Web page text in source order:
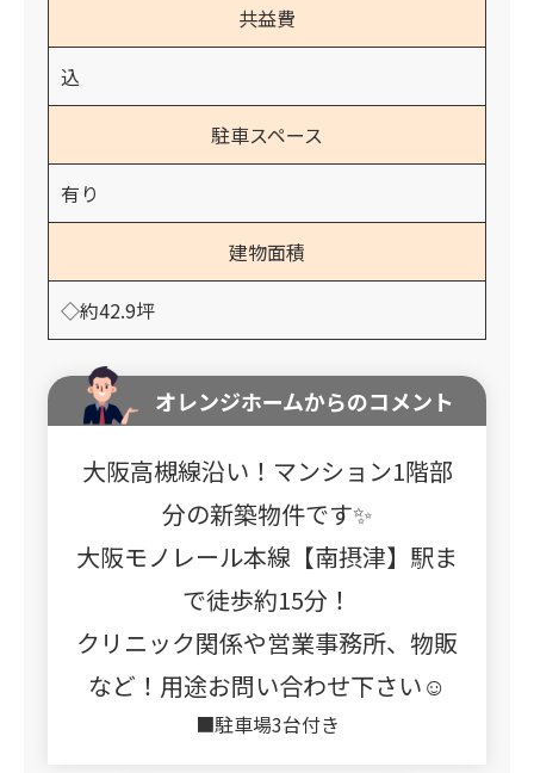
共益費
込
駐車スペース
有り
建物面積
◇約42.9坪
オレンジホームからのコメント
大阪高槻線沿い！マンション1階部
分の新築物件です✨
大阪モノレール本線【南摂津】駅ま
で徒歩約15分！
クリニック関係や営業事務所、物販
など！用途お問い合わせ下さい☺
■駐車場3台付き